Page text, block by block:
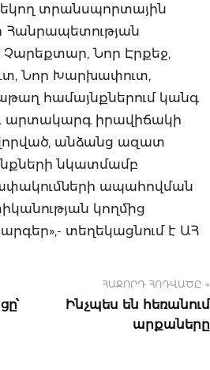
տրանսպորտային
Հանրապետության
Չարեքտար, Նոր Էրքեջ,
Նոր Խարխափուտ,
համայնքներում կանգ
արտակարգ իրավիճակի
անձանց ազատ
նկատմամբ
ապահովման
կողմից
տեղեկացնում է ԱՀ
ՀԱՋՈՐԴ ՀՈԴՎԱԾԸ →
Ինչպես են հեռանում
արքաները